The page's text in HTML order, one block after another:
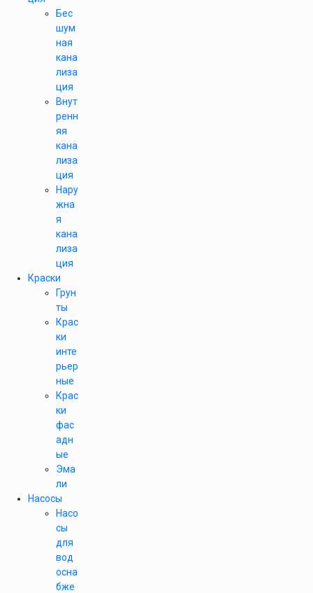
Бес
шум
ная
кана
лиза
ция
Внут
ренн
яя
кана
лиза
ция
Нару
жна
я
кана
лиза
ция
Краски
Грун
ты
Крас
ки
инте
рьер
ные
Крас
ки
фас
адн
ые
Эма
ли
Насосы
Насо
сы
для
вод
осна
бже